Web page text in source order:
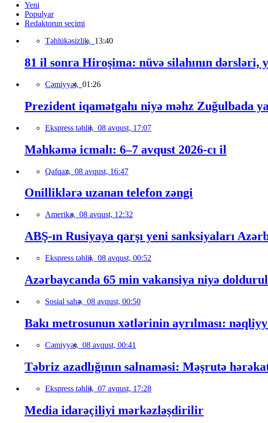
Yeni
Populyar
Redaktorun seçimi
Təhlükəsizlik, 13:40
81 il sonra Hiroşima: nüvə silahının dərsləri,
Cəmiyyət, 01:26
Prezident iqamətgahı niyə məhz Zuğulbada
Ekspress təhlil, 08 avqust, 17:07
Məhkəmə icmalı: 6–7 avqust 2026-cı il
Qafqaz, 08 avqust, 16:47
Onilliklərə uzanan telefon zəngi
Amerika, 08 avqust, 12:32
ABŞ-ın Rusiyaya qarşı yeni sanksiyaları
Ekspress təhlil, 08 avqust, 00:52
Azərbaycanda 65 min vakansiya niyə
Sosial sahə, 08 avqust, 00:50
Bakı metrosunun xətlərinin ayrılması:
Cəmiyyət, 08 avqust, 00:41
Təbriz azadlığının salnaməsi: Məşrutə
Ekspress təhlil, 07 avqust, 17:28
Media idarəçiliyi mərkəzləşdirilir